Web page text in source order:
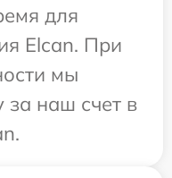
для
Elcan. При
мы
за наш счет в